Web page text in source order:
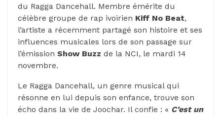
du Ragga Dancehall. Membre émérite du
célèbre groupe de rap ivoirien Kiff No Beat,
l’artiste a récemment partagé son histoire et ses
influences musicales lors de son passage sur
l’émission Show Buzz de la NCI, le mardi 14
novembre.
Le Ragga Dancehall, un genre musical qui
résonne en lui depuis son enfance, trouve son
écho dans la vie de Joochar. Il confie : « C’est un